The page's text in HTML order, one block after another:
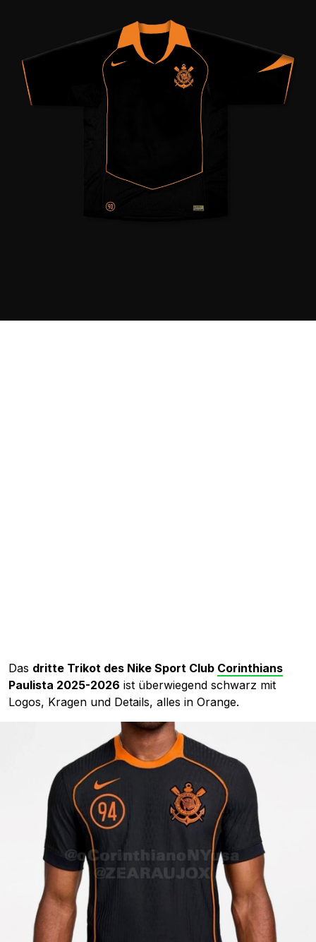
Das dritte Trikot des Nike Sport Club Corinthians
Paulista 2025-2026 ist überwiegend schwarz mit
Logos, Kragen und Details, alles in Orange.